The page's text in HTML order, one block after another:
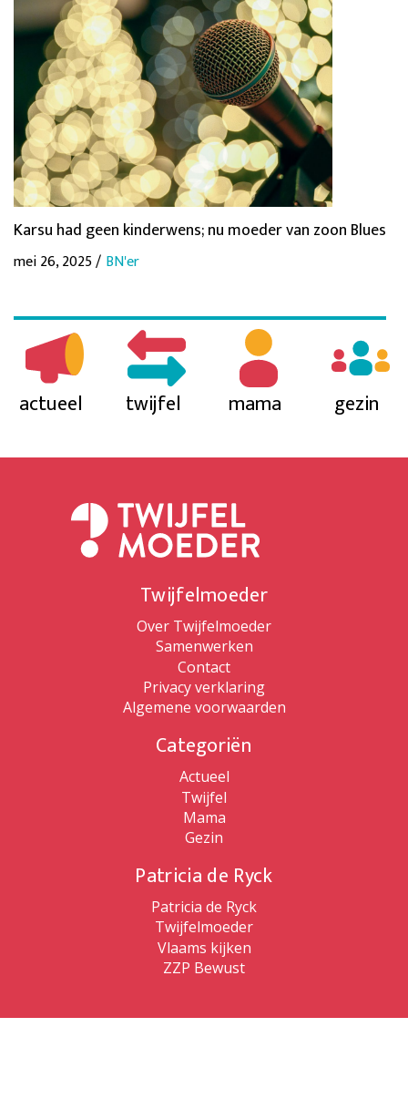
Karsu had geen kinderwens; nu moeder van zoon Blues
mei 26, 2025 / BN'er
actueel twijfel mama gezin
Twijfelmoeder
Over Twijfelmoeder
Samenwerken
Contact
Privacy verklaring
Algemene voorwaarden
Categoriën
Actueel
Twijfel
Mama
Gezin
Patricia de Ryck
Patricia de Ryck
Twijfelmoeder
Vlaams kijken
ZZP Bewust